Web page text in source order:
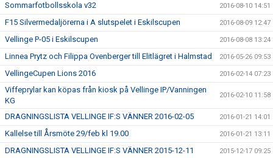
Sommarfotbollsskola v32 2016-08-10 14:51
F15 Silvermedaljörerna i A slutspelet i Eskilscupen 2016-08-09 12:47
Vellinge P-05 i Eskilscupen 2016-08-08 13:24
Linnea Prytz och Filippa Ovenberger till Elitlägret i Halmstad 2016-05-26 09:53
VellingeCupen Lions 2016 2016-02-14 07:23
Viffeprylar kan köpas från kiosk på Vellinge IP/Vanningen
KG
2016-02-10 11:58
DRAGNINGSLISTA VELLINGE IF:S VÄNNER 2016-02-05 2016-01-21 14:01
Kallelse till Årsmöte 29/feb kl 19.00 2016-01-21 13:11
DRAGNINGSLISTA VELLINGE IF:S VÄNNER 2015-12-11 2015-12-17 09:25